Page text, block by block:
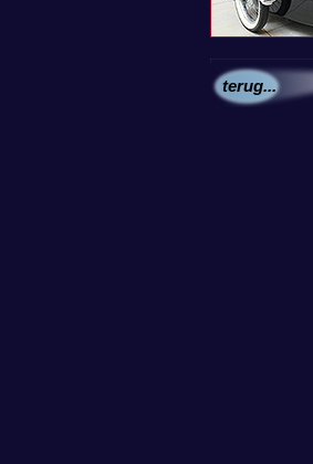
terug...